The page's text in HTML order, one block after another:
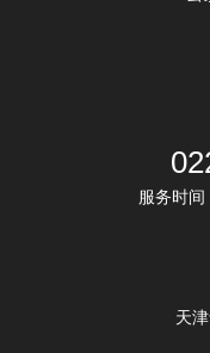
服务时
天